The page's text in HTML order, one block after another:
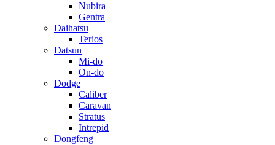
Nubira
Gentra
Daihatsu
Terios
Datsun
Mi-do
On-do
Dodge
Caliber
Caravan
Stratus
Intrepid
Dongfeng